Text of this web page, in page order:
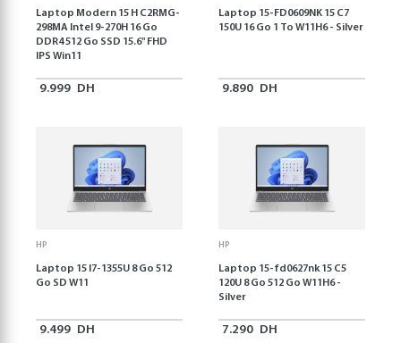
Laptop Modern 15 H C2RMG-
298MA Intel 9-270H 16 Go
DDR4 512 Go SSD 15.6" FHD
IPS Win11
9.999 DH
Laptop 15-FD0609NK 15 C7
150U 16 Go 1 To W11H6 - Silver
9.890 DH
HP
Laptop 15 I7-1355U 8 Go 512
Go SD W11
9.499 DH
HP
Laptop 15-fd0627nk 15 C5
120U 8 Go 512 Go W11H6 -
Silver
7.290 DH